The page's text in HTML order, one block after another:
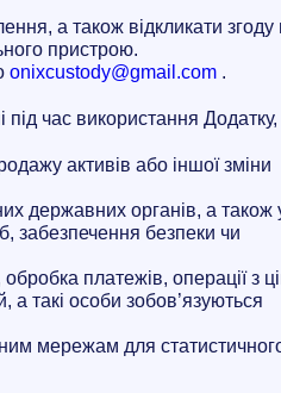
а також відкликати згоду
пристрою.
onixcustody@gmail.com .
час використання Додатку,
активів або іншої зміни
державних органів, а також
забезпечення безпеки чи
платежів, операції з
такі особи зобов’язуються
мережам для